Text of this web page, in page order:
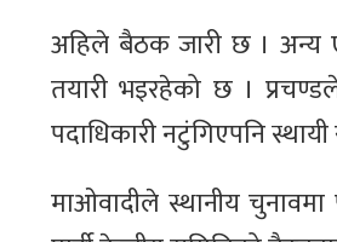
अहिले बैठक जारी छ । अन्य
तयारी भइरहेको छ ।
पदाधिकारी नटुंगिएपनि
माओवादीले स्थानीय चुनावमा